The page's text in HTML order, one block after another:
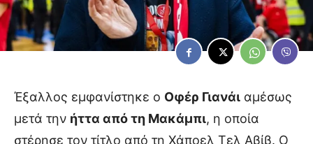
Έξαλλος εμφανίστηκε ο Οφέρ Γιανάι αμέσως
μετά την ήττα από τη Μακάμπι, η οποία
στέρησε τον τίτλο από τη Χάποελ Τελ Αβίβ. Ο